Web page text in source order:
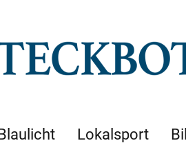
Lokalsport